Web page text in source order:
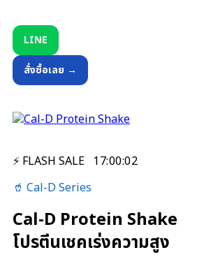
LINE
สั่งซื้อเลย →
⚡ FLASH SALE 17:00:01
🥤 Cal-D Series
Cal-D Protein Shake
โปรตีนเชคเร่งความสูง